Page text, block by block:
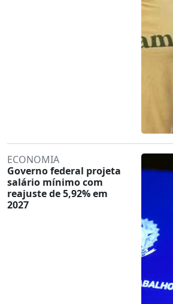
ECONOMIA
Governo federal projeta
salário mínimo com
reajuste de 5,92% em
2027